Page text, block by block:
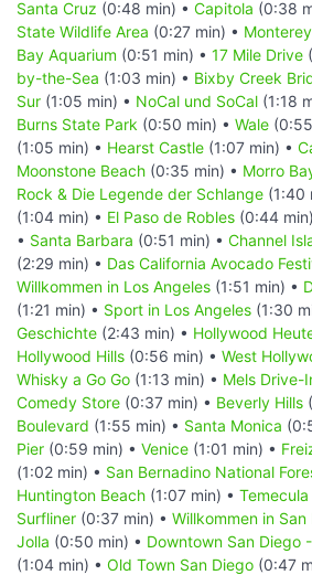
Santa Cruz (0:48 min) • Capitola (0:38
State Wildlife Area (0:27 min) • Monterey
Bay Aquarium (0:51 min) • 17 Mile Drive
by-the-Sea (1:03 min) • Bixby Creek
Sur (1:05 min) • NoCal und SoCal (1:18
Burns State Park (0:50 min) • Wale
(1:05 min) • Hearst Castle (1:07 min) •
Moonstone Beach (0:35 min) • Morro
Rock & Die Legende der Schlange (1:40
(1:04 min) • El Paso de Robles (0:44
• Santa Barbara (0:51 min) • Channel
(2:29 min) • Das California Avocado
Willkommen in Los Angeles (1:51 min) •
(1:21 min) • Sport in Los Angeles (1:30
Geschichte (2:43 min) • Hollywood
Hollywood Hills (0:56 min) • West
Whisky a Go Go (1:13 min) • Mels Drive-
Comedy Store (0:37 min) • Beverly Hills
Boulevard (1:55 min) • Santa Monica
Pier (0:59 min) • Venice (1:01 min) •
(1:02 min) • San Bernadino National
Huntington Beach (1:07 min) • Temecula
Surfliner (0:37 min) • Willkommen in San
Jolla (0:50 min) • Downtown San Diego
(1:04 min) • Old Town San Diego (0:47